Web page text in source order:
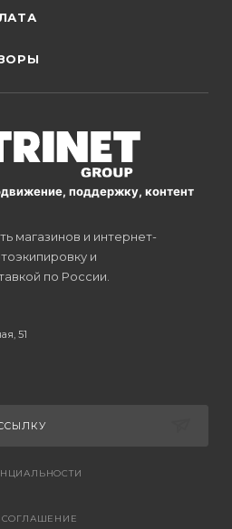
поддержку, контент
магазинов и интернет-
и
по России.
51
СОГЛАШЕНИЕ